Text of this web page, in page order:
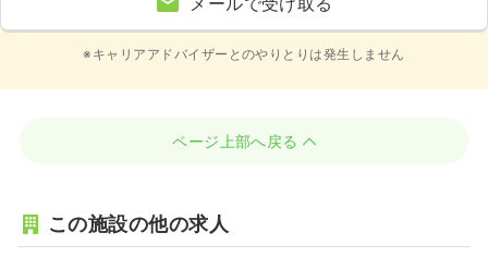
※キャリアアドバイザーとのやりとりは発生しません
ページ上部へ戻る
この施設の他の求人